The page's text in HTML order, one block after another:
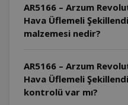
AR5166 – Arzum
Hava Üflemeli Şekillendirici Ana
malzemesi nedir?
AR5166 – Arzum
Hava Üflemeli Şekillendirici
kontrolü var mı?